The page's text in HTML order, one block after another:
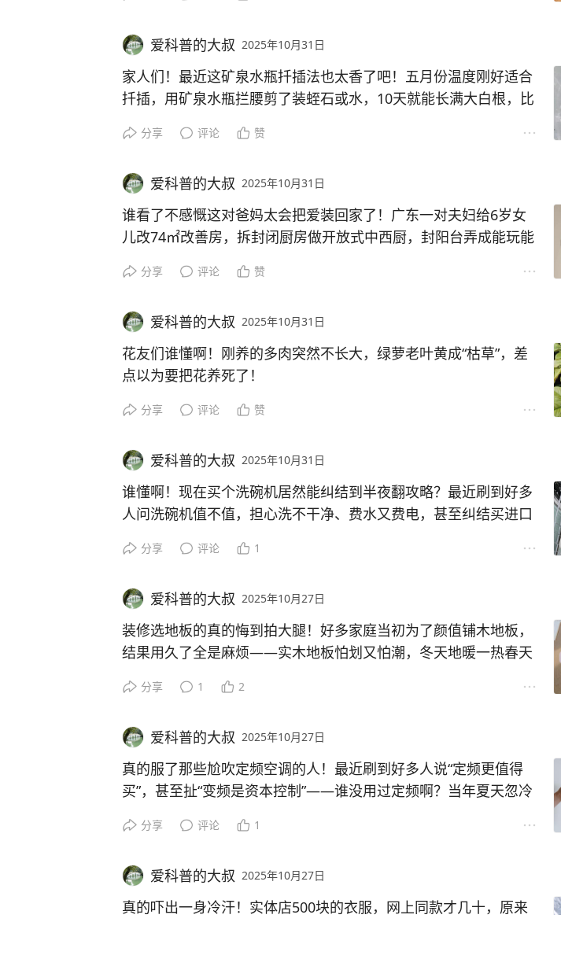
养花招小虫子还半夜放二氧化碳，卫生间点火耗氧气容易出事，阳
真得盯紧，不然好好的家变隐患窝！你们家有没有踩过这些坑？咱
们中国人最讲“居家平安”，快转发给家人朋友，一起把家里的隐患
都清干净！
#MCN微头条伙伴计划#
#MCN微头条伙伴计划#
爱科普的大叔 2025年10月31日
家人们！最近这矿泉水瓶扦插法也太香了吧！五月份温度刚好适合
扦插，用矿泉水瓶拦腰剪了装蛭石或水，10天就能长满大白根，比
殖！
这方法真戳中咱养花人的痛点！不用买贵工具，攒个瓶子就能用，
简单到没门槛，再也不怕扦插失败了！
才是咱普通人能玩转的养花技巧啊！
咱中国人就是会变废为宝，把矿泉水瓶变成养花神器，这生活智慧
起为咱的小妙招打call～
#MCN微头条伙伴计划#
#MCN微头条伙伴计划#
分享 评论 赞
爱科普的大叔 2025年10月31日
谁看了不感慨这对爸妈太会把爱装回家了！广东一对夫妇给6岁女
儿改74㎡改善房，拆封闭厨房做开放式中西厨，封阳台弄成能玩能
目的：多陪孩子。
原来好的亲子宅根本不用大，用“心”塞满每一寸才是真的“改善”！这
种不贪大、只懂“把家人放在空间里”的设计，才是最戳人的生活智
慧啊！
不是豪宅才叫幸福，是做饭时能看见孩子写作业，陪玩时能一起窝
改造？评论区聊聊，看看谁的家最有“温度”！
#MCN微头条伙伴计划#
#MCN微头条伙伴计划#
分享 评论 赞
爱科普的大叔 2025年10月31日
花友们谁懂啊！刚养的多肉突然不长大，绿萝老叶黄成“枯草”，差
点以为要把花养死了！
最近刷到好多人吐槽“盆栽越养越差”——要么生长停滞，要么老叶
困在盆里，不像地栽能自己找营养，缺肥能不长残吗？
别再怪花“矫情”了，咱们养花的人得主动给人“补营养”！
你想啊，人饿了都没劲儿，花缺肥能长得好？赶紧看看你家花是不
肥，别等花彻底蔫了才急！
话说回来，咱们中国人养花最讲“用心”，连施肥都得琢磨着来，这
不就是咱们对生活的热乎劲儿吗？你们家花最近有没有缺肥的情
况？评论区聊聊，一起把花养得叶绿花红，咱把小日子过得比花还
#MCN微头条伙伴计划#
#MCN微头条伙伴计划#
分享 评论 赞
爱科普的大叔 2025年10月31日
谁懂啊！现在买个洗碗机居然能纠结到半夜翻攻略？最近刷到好多
人问洗碗机值不值，担心洗不干净、费水又费电，甚至纠结买进口
机技术早成熟了，高温高压喷洗比手洗干净，一次才用几毛钱水
电，四五千就能搞定，比进口的划算十倍！
用了半年，再也没碰过洗碗布，省出的时间陪娃不香吗？
有没有姐妹跟我一样，用国产洗碗机用出“真香定律”？快来聊聊你
#MCN微头条伙伴计划#
分享 评论 1
爱科普的大叔 2025年10月27日
装修选地板的真的悔到拍大腿！好多家庭当初为了颜值铺木地板，
结果用久了全是麻烦——实木地板怕划又怕潮，冬天地暖一热春天
打蜡更是花钱又费时间。
不是地板不好，是生活里的麻烦真的磨人！对比瓷砖，结实耐造还
省钱，脏了直接刷，压根不用操心变形甲醛。
——过来人的教训：宁选瓷砖不选地板！
有没有同款后悔的朋友？你们家是地板还是瓷砖？咱们国人装修就
分享 1 2
爱科普的大叔 2025年10月27日
真的服了那些尬吹定频空调的人！最近刷到好多人说“定频更值得
买”，甚至扯“变频是资本控制”——谁没用过定频啊？当年夏天忽冷
是五级能效最费电！变频现在都能0.5℃精准控温，20dB静音，还
能加自清洁、新风功能，技术早成熟了。
分享 评论 1
爱科普的大叔 2025年10月27日
真的吓出一身冷汗！实体店500块的衣服，网上同款才几十，原来